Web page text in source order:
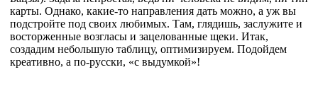
карты. Однако, какие-то направления дать можно, а уж вы
подстройте под своих любимых. Там, глядишь, заслужите и
восторженные возгласы и зацелованные щеки. Итак,
создадим небольшую таблицу, оптимизируем. Подойдем
креативно, а по-русски, «с выдумкой»!